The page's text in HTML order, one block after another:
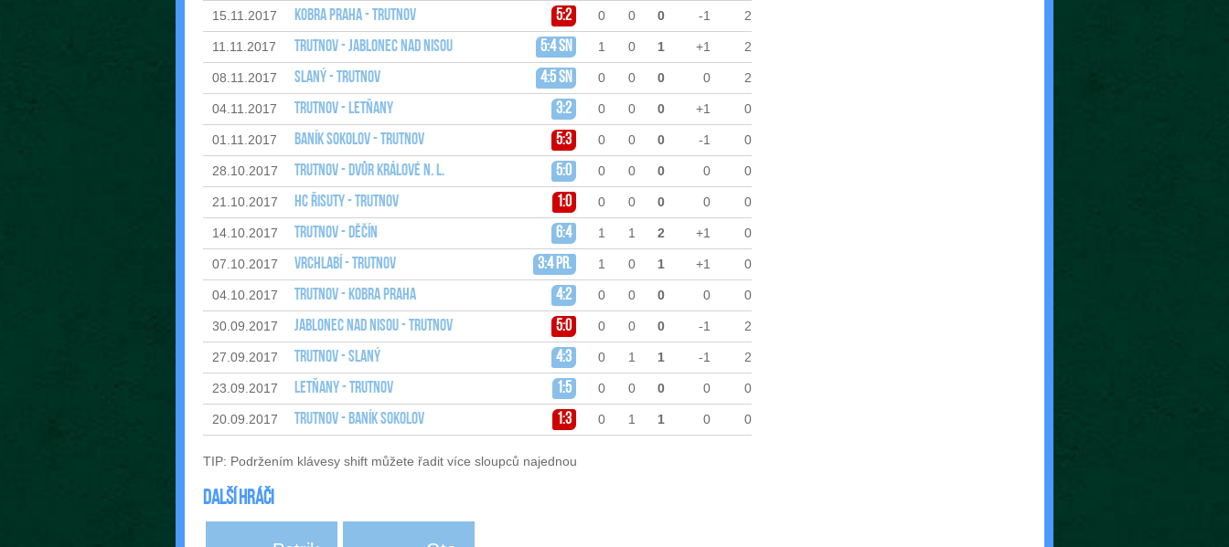
15.11.2017 Kobra Praha - Trutnov 5:2 0 0 0 -1 2
11.11.2017 Trutnov - Jablonec nad Nisou 5:4 sn 1 0 1 +1 2
08.11.2017 Slaný - Trutnov 4:5 sn 0 0 0 0 2
04.11.2017 Trutnov - Letňany 3:2 0 0 0 +1 0
01.11.2017 Baník Sokolov - Trutnov 5:3 0 0 0 -1 0
28.10.2017 Trutnov - Dvůr Králové n. L. 5:0 0 0 0 0 0
21.10.2017 HC Řisuty - Trutnov 1:0 0 0 0 0 0
14.10.2017 Trutnov - Děčín 6:4 1 1 2 +1 0
07.10.2017 Vrchlabí - Trutnov 3:4 pr. 1 0 1 +1 0
04.10.2017 Trutnov - Kobra Praha 4:2 0 0 0 0 0
30.09.2017 Jablonec nad Nisou - Trutnov 5:0 0 0 0 -1 2
27.09.2017 Trutnov - Slaný 4:3 0 1 1 -1 2
23.09.2017 Letňany - Trutnov 1:5 0 0 0 0 0
20.09.2017 Trutnov - Baník Sokolov 1:3 0 1 1 0 0
TIP: Podržením klávesy shift můžete řadit více sloupců najednou
Další hráči